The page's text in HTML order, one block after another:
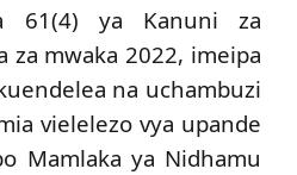
61(4) ya Kanuni za
za mwaka 2022, imeipa
na uchambuzi
vielelezo vya upande
Mamlaka ya Nidhamu